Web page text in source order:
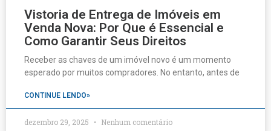
Vistoria de Entrega de Imóveis em
Venda Nova: Por Que é Essencial e
Como Garantir Seus Direitos
Receber as chaves de um imóvel novo é um momento
esperado por muitos compradores. No entanto, antes de
CONTINUE LENDO»
dezembro 29, 2025 Nenhum comentário